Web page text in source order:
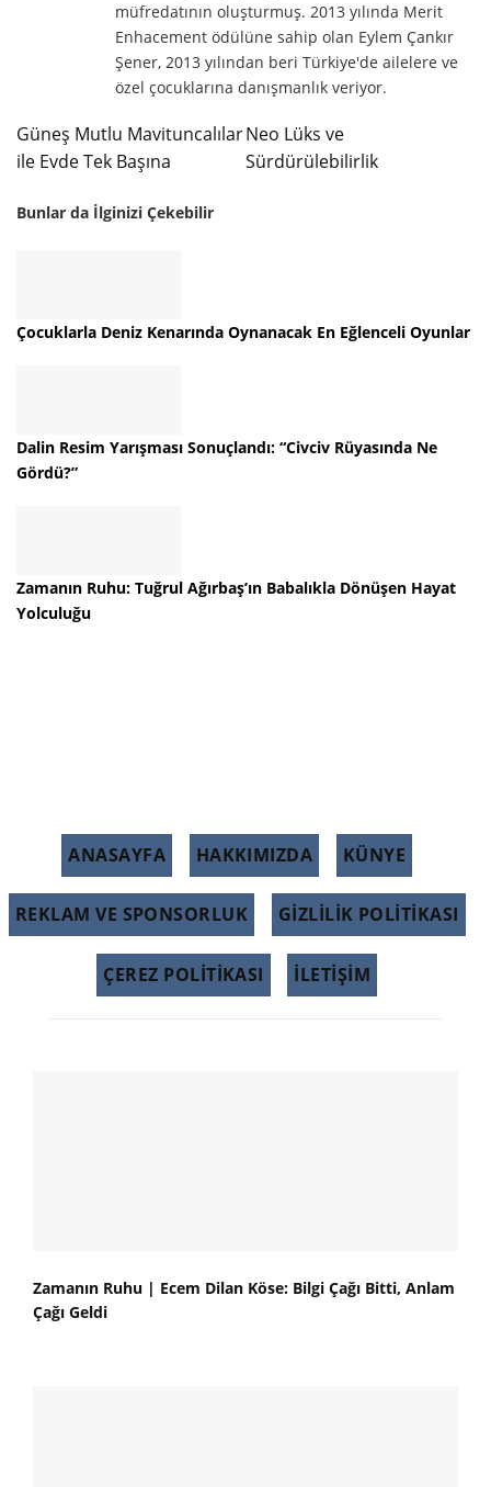
müfredatının oluşturmuş. 2013 yılında Merit
Enhacement ödülüne sahip olan Eylem Çankır
Şener, 2013 yılından beri Türkiye'de ailelere ve
özel çocuklarına danışmanlık veriyor.
Güneş Mutlu Mavituncalılar
ile Evde Tek Başına
Neo Lüks ve
Sürdürülebilirlik
Bunlar da İlginizi Çekebilir
Çocuklarla Deniz Kenarında Oynanacak En Eğlenceli Oyunlar
Dalin Resim Yarışması Sonuçlandı: “Civciv Rüyasında Ne
Gördü?”
Zamanın Ruhu: Tuğrul Ağırbaş’ın Babalıkla Dönüşen Hayat
Yolculuğu
ANASAYFA HAKKIMIZDA KÜNYE
REKLAM VE SPONSORLUK GIZLILIK POLITIKASI
ÇEREZ POLITIKASI İLETİŞİM
Zamanın Ruhu | Ecem Dilan Köse: Bilgi Çağı Bitti, Anlam
Çağı Geldi